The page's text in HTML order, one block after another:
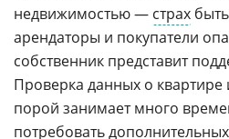
недвижимостью — страх
арендаторы и покупатели
собственник представит
Проверка данных о квартире
порой занимает много
потребовать